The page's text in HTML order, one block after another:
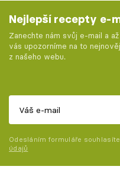
Nejlepší recepty e-
Zanechte nám svůj e-mail a
vás upozorníme na to
z našeho webu.
Odesláním formuláře
údajů